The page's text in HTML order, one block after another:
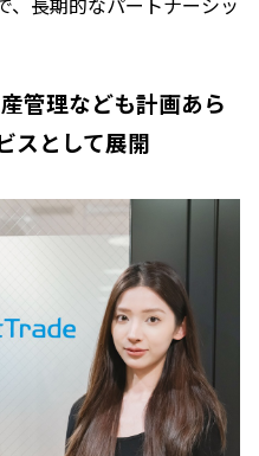
管理なども計画あら
スとして展開